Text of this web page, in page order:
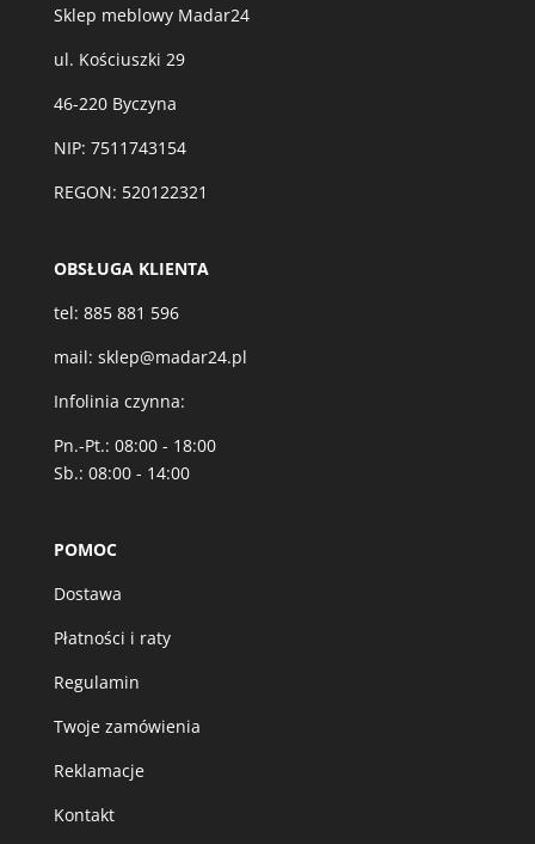
Sklep meblowy Madar24
ul. Kościuszki 29
46-220 Byczyna
NIP: 7511743154
REGON: 520122321
OBSŁUGA KLIENTA
tel: 885 881 596
mail: sklep@madar24.pl
Infolinia czynna:
Pn.-Pt.: 08:00 - 18:00
Sb.: 08:00 - 14:00
POMOC
Dostawa
Płatności i raty
Regulamin
Twoje zamówienia
Reklamacje
Kontakt